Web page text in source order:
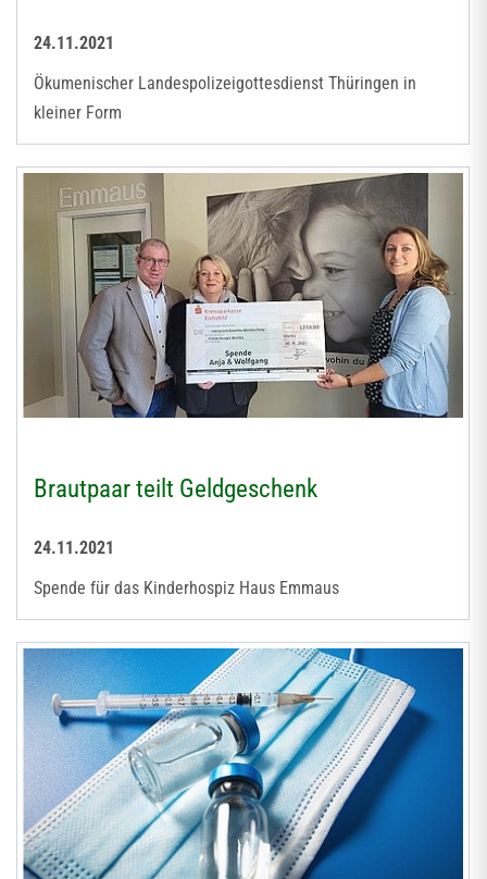
24.11.2021
Ökumenischer Landespolizeigottesdienst Thüringen in
kleiner Form
Brautpaar teilt Geldgeschenk
24.11.2021
Spende für das Kinderhospiz Haus Emmaus